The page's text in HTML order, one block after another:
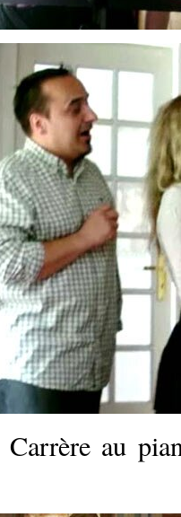
au